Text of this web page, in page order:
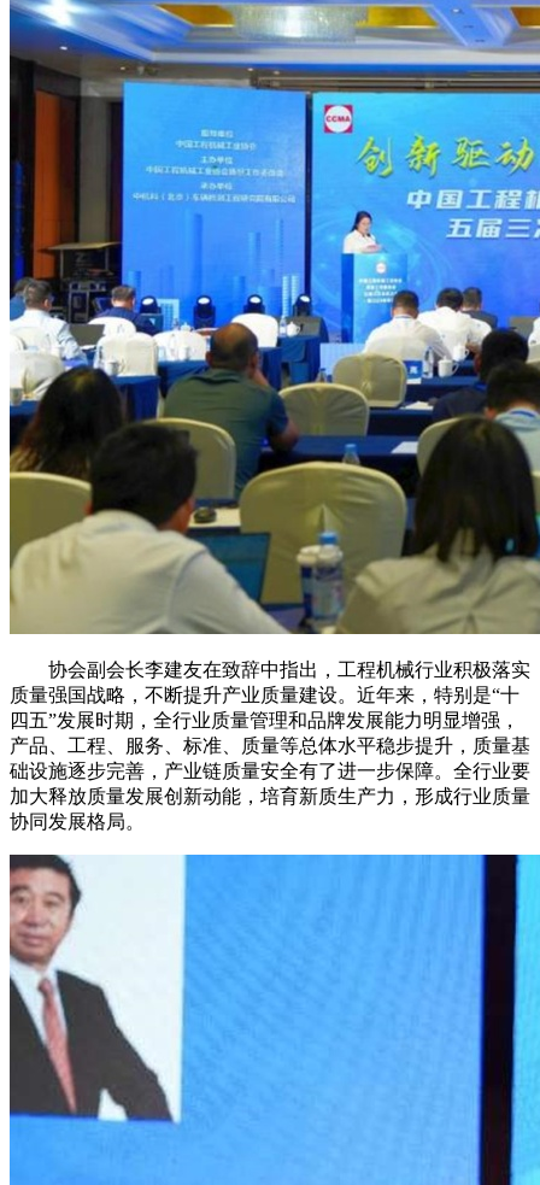
协会副会长李建友在致辞中指出，工程机械行业积极落实
质量强国战略，不断提升产业质量建设。近年来，特别是“十
四五”发展时期，全行业质量管理和品牌发展能力明显增强，
产品、工程、服务、标准、质量等总体水平稳步提升，质量基
础设施逐步完善，产业链质量安全有了进一步保障。全行业要
加大释放质量发展创新动能，培育新质生产力，形成行业质量
协同发展格局。